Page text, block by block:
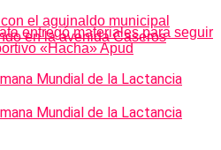
el aguinaldo municipal
en la avenida Caseros
entregó materiales para seguir
«Hacha» Apud